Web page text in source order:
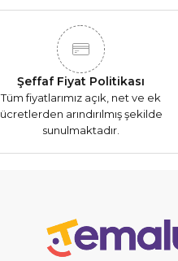
Şeffaf Fiyat Politikası
Tüm fiyatlarımız açık, net ve ek
ücretlerden arındırılmış şekilde
sunulmaktadır.